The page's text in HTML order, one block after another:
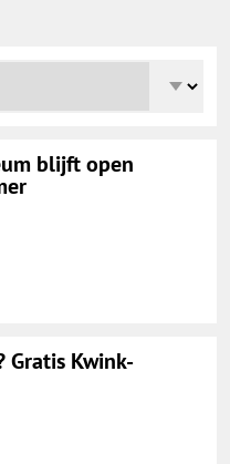
blijft open
Gratis Kwink-